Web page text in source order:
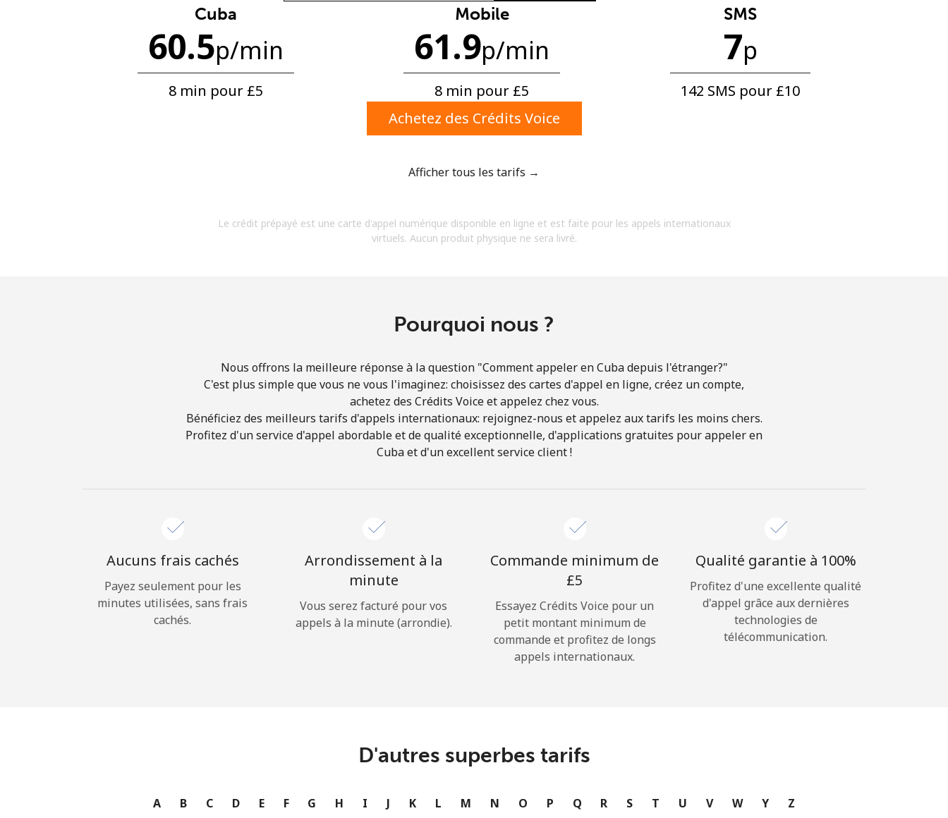
Aucun mot de passe créé
8 caractères minimum
Une lettre majuscule et une lettre minuscule
Un caractère spécial
offres.
S'inscrire
Bonjour!
Rappel du mot de passe →
Cuba
60.5p/min
8 min pour ⁦£5⁩
Mobile
61.9p/min
8 min pour ⁦£5⁩
SMS
7p
142 SMS pour ⁦£10⁩
Achetez des Crédits Voice
Afficher tous les tarifs →
Le crédit prépayé est une carte d'appel numérique disponible en ligne et est faite pour les appels internationaux
virtuels. Aucun produit physique ne sera livré.
Pourquoi nous ?
Nous offrons la meilleure réponse à la question "Comment appeler en Cuba depuis l'étranger?"
C'est plus simple que vous ne vous l'imaginez: choisissez des cartes d'appel en ligne, créez un compte,
achetez des Crédits Voice et appelez chez vous.
Bénéficiez des meilleurs tarifs d'appels internationaux: rejoignez-nous et appelez aux tarifs les moins chers.
Profitez d'un service d'appel abordable et de qualité exceptionnelle, d'applications gratuites pour appeler en
Cuba et d'un excellent service client !
Aucuns frais cachés
Payez seulement pour les
minutes utilisées, sans frais
cachés.
Arrondissement à la
minute
Vous serez facturé pour vos
appels à la minute (arrondie).
Commande minimum de
⁦£5⁩
Essayez Crédits Voice pour un
petit montant minimum de
commande et profitez de longs
appels internationaux.
Qualité garantie à 100%
Profitez d'une excellente qualité
d'appel grâce aux dernières
technologies de
télécommunication.
D'autres superbes tarifs
A B C D E F G H I J K L M N O P Q R S T U V W Y Z